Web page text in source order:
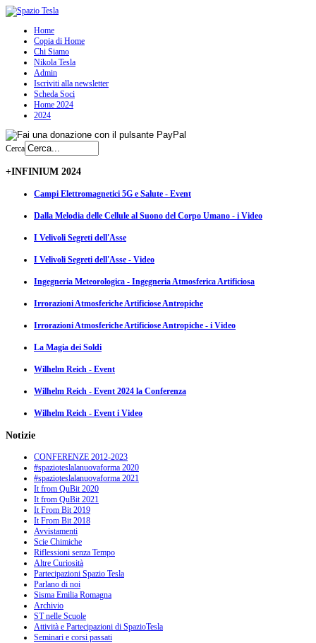
Home
Copia di Home
Chi Siamo
Nikola Tesla
Admin
Iscriviti alla newsletter
Scheda Soci
Home 2024
2024
Cerca
+INFINIUM 2024
Campi Elettromagnetici 5G e Salute - Event
Dalla Melodia delle Cellule al Suono del Corpo Umano - i Video
I Velivoli Segreti dell'Asse
I Velivoli Segreti dell'Asse - Video
Ingegneria Meteorologica - Ingegneria Atmosferica Artificiosa
Irrorazioni Atmosferiche Artificiose Antropiche
Irrorazioni Atmosferiche Artificiose Antropiche - i Video
La Magia dei Soldi
Wilhelm Reich - Event
Wilhelm Reich - Event 2024 la Conferenza
Wilhelm Reich - Event i Video
Notizie
CONFERENZE 2012-2023
#spazioteslalanuovaforma 2020
#spazioteslalanuovaforma 2021
It from QuBit 2020
It from QuBit 2021
It From Bit 2019
It From Bit 2018
Avvistamenti
Scie Chimiche
Riflessioni senza Tempo
Altre Curiosità
Partecipazioni Spazio Tesla
Parlano di noi
Sisma Emilia Romagna
Archivio
ST nelle Scuole
Attività e Partecipazioni di SpazioTesla
Seminari e corsi passati